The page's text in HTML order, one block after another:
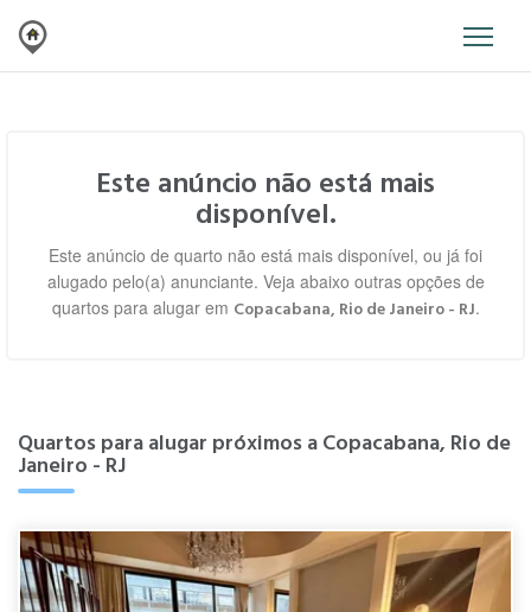
Este anúncio não está mais
disponível.
Este anúncio de quarto não está mais disponível, ou já foi
alugado pelo(a) anunciante. Veja abaixo outras opções de
quartos para alugar em Copacabana, Rio de Janeiro - RJ.
Quartos para alugar próximos a Copacabana, Rio de
Janeiro - RJ